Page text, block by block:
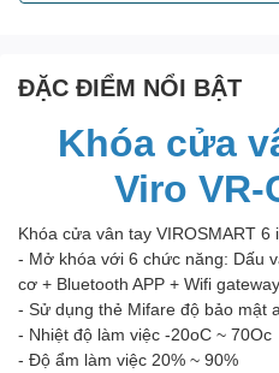
ĐẶC ĐIỂM NỔI BẬT
Khóa cửa
Viro VR-
Khóa cửa vân tay VIROSMART 6
- Mở khóa với 6 chức năng: Dấu
cơ + Bluetooth APP + Wifi gateway
- Sử dụng thẻ Mifare độ bảo mật
- Nhiệt độ làm việc -20oC ~ 70Oc
- Độ ẩm làm việc 20% ~ 90%